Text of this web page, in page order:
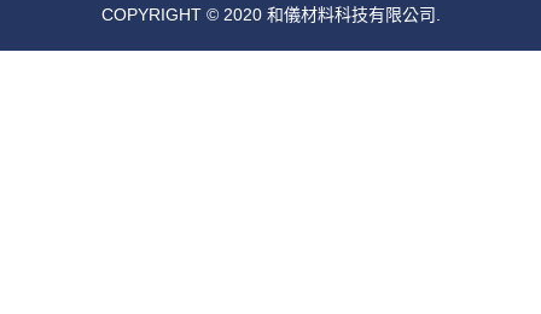
COPYRIGHT © 2020 和儀材料科技有限公司.